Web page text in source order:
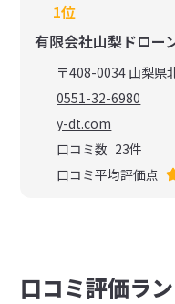
1位
有限会社山梨ドロー
〒408-0034 山梨県
0551-32-6980
y-dt.com
口コミ数 23件
口コミ平均評価点
⼝コミ評価ラ